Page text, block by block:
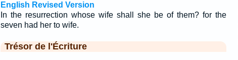
English Revised Version
In the resurrection whose wife shall she be of them? for the
seven had her to wife.
Trésor de l'Écriture